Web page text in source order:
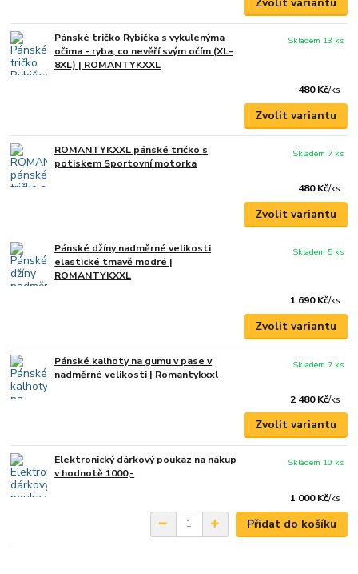
Zvolit variantu
Pánské tričko Rybička s vykulenýma
očima - ryba, co nevěří svým očím (XL-
8XL) | ROMANTYKXXL
480 Kč/ks
Skladem 13 ks
Zvolit variantu
ROMANTYKXXL pánské tričko s
potiskem Sportovní motorka
480 Kč/ks
Skladem 7 ks
Zvolit variantu
Pánské džíny nadměrné velikosti
elastické tmavě modré |
ROMANTYKXXL
1 690 Kč/ks
Skladem 5 ks
Zvolit variantu
Pánské kalhoty na gumu v pase v
nadměrné velikosti | Romantykxxl
2 480 Kč/ks
Skladem 7 ks
Zvolit variantu
Elektronický dárkový poukaz na nákup
v hodnotě 1000,-
1 000 Kč/ks
Skladem 10 ks
Přidat do košíku